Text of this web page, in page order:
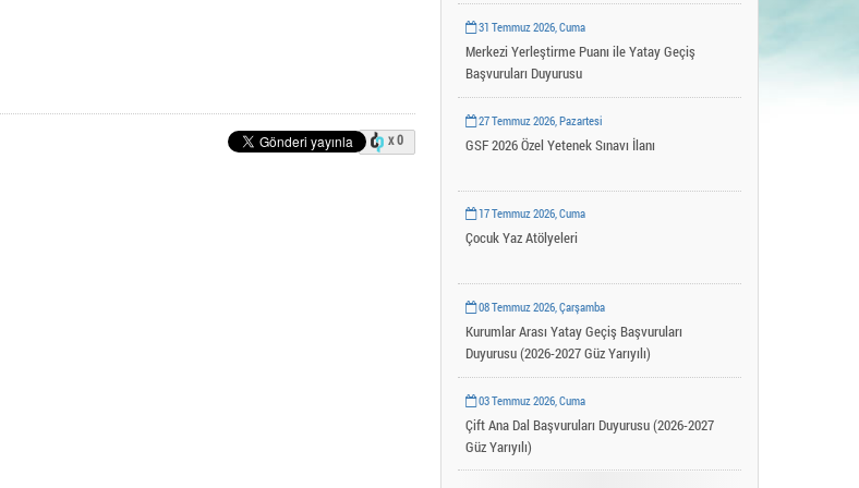
Uygulama ve Araştırma Merkezleri
YLSY Burs Programı
x 0
31 Temmuz 2026, Cuma
Merkezi Yerleştirme Puanı ile Yatay Geçiş
Başvuruları Duyurusu
27 Temmuz 2026, Pazartesi
GSF 2026 Özel Yetenek Sınavı İlanı
17 Temmuz 2026, Cuma
Çocuk Yaz Atölyeleri
08 Temmuz 2026, Çarşamba
Kurumlar Arası Yatay Geçiş Başvuruları
Duyurusu (2026-2027 Güz Yarıyılı)
03 Temmuz 2026, Cuma
Çift Ana Dal Başvuruları Duyurusu (2026-2027
Güz Yarıyılı)